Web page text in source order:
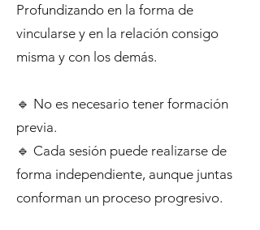
Profundizando en la forma de
vincularse y en la relación consigo
misma y con los demás.
🔹 No es necesario tener formación
previa.
🔹 Cada sesión puede realizarse de
forma independiente, aunque juntas
conforman un proceso progresivo.